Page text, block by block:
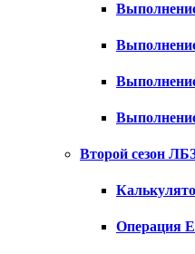
Второй сезон
Операция